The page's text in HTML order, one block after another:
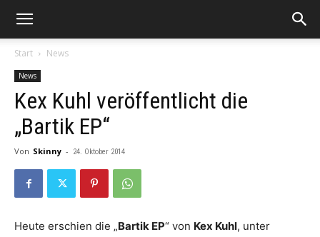
Start News
News
Kex Kuhl veröffentlicht die
„Bartik EP“
Von Skinny - 24. Oktober 2014
Heute erschien die „Bartik EP“ von Kex Kuhl, unter